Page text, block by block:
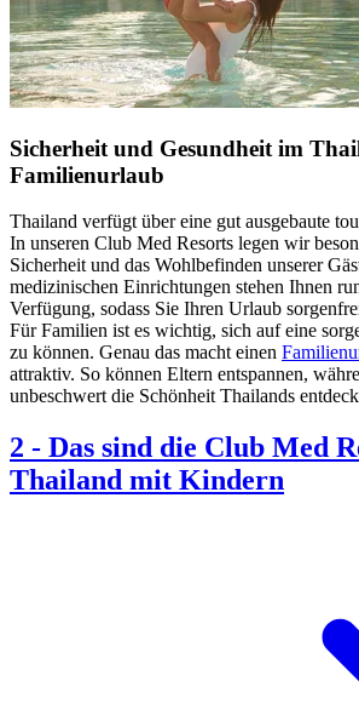
Sicherheit und Gesundheit im
Familienurlaub
Thailand verfügt über eine gut ausgebaute
In unseren Club Med Resorts legen wir
Sicherheit und das Wohlbefinden unserer
medizinischen Einrichtungen stehen Ihnen
Verfügung, sodass Sie Ihren Urlaub
Für Familien ist es wichtig, sich auf eine
zu können. Genau das macht einen
attraktiv. So können Eltern entspannen,
unbeschwert die Schönheit Thailands
2 - Das sind die Club Med
Thailand mit Kindern